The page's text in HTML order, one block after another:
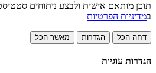
תוכן מותאם אישית ולבצע ניתוחים
במדיניות הפרטיות
דחה הכל הגדרות מאשר הכל
הגדרות עוגיות